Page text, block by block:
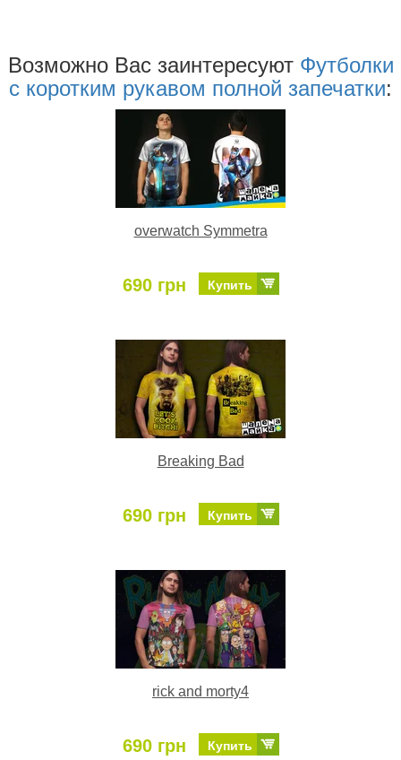
Возможно Ваc заинтересуют Футболки
с коротким рукавом полной запечатки:
overwatch Symmetra
690 грн Купить
Breaking Bad
690 грн Купить
rick and morty4
690 грн Купить